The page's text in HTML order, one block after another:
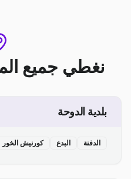
نغطي جميع
بلدية الدوحة
الدفنة البدع كورنيش الخور